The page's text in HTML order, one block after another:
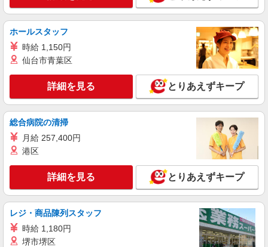
時給1500円〜2125円 ＜日払い有/週払い有/交
詳細を見る
派遣社員
株式会社kotrio /●MT-H-2067342
伊那市/未経験OK★誰かの支えになれる人に！
グルホの世話人♪
時給1500円〜2125円 ＜日払い有/週払い有/交
伊那市内
キープ 詳細を見る
派遣社員
株式会社kotrio /●MT-H-2051296
ホールスタッフ
時給 1,150円
仙台市青葉区
詳細を見る とりあえずキープ
総合病院の清掃
月給 257,400円
港区
詳細を見る とりあえずキープ
レジ・商品陳列スタッフ
時給 1,180円
堺市堺区